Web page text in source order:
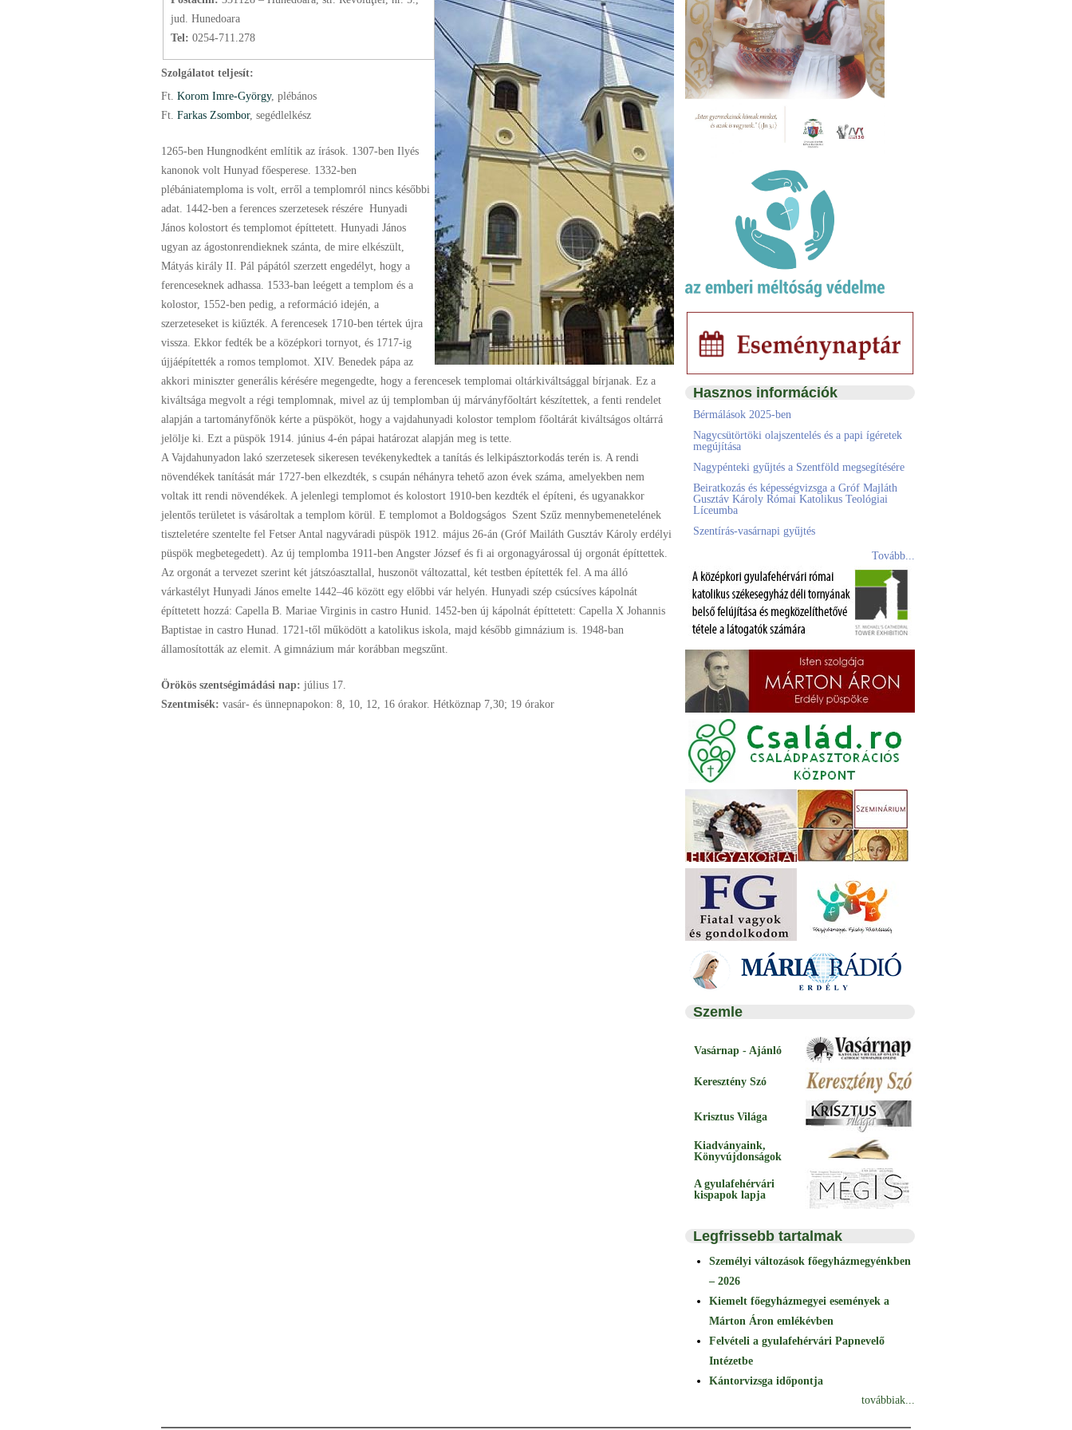
jud. Hunedoara
Tel: 0254-711.278
Szolgálatot teljesít:
Ft. Korom Imre-György, plébános
Ft. Farkas Zsombor, segédlelkész
1265-ben Hungnodként említik az írások. 1307-ben Ilyés
kanonok volt Hunyad főesperese. 1332-ben
plébániatemploma is volt, erről a templomról nincs későbbi
adat. 1442-ben a ferences szerzetesek részére Hunyadi
János kolostort és templomot építtetett. Hunyadi János
ugyan az ágostonrendieknek szánta, de mire elkészült,
Mátyás király II. Pál pápától szerzett engedélyt, hogy a
ferenceseknek adhassa. 1533-ban leégett a templom és a
kolostor, 1552-ben pedig, a reformáció idején, a
szerzeteseket is kiűzték. A ferencesek 1710-ben tértek újra
vissza. Ekkor fedték be a középkori tornyot, és 1717-ig
újjáépítették a romos templomot. XIV. Benedek pápa az
akkori miniszter generális kérésére megengedte, hogy a ferencesek templomai oltárkiváltsággal bírjanak. Ez a
kiváltsága megvolt a régi templomnak, mivel az új templomban új márványfőoltárt készítettek, a fenti rendelet
alapján a tartományfőnök kérte a püspököt, hogy a vajdahunyadi kolostor templom főoltárát kiváltságos oltárrá
jelölje ki. Ezt a püspök 1914. június 4-én pápai határozat alapján meg is tette.
A Vajdahunyadon lakó szerzetesek sikeresen tevékenykedtek a tanítás és lelkipásztorkodás terén is. A rendi
növendékek tanítását már 1727-ben elkezdték, s csupán néhányra tehető azon évek száma, amelyekben nem
voltak itt rendi növendékek. A jelenlegi templomot és kolostort 1910-ben kezdték el építeni, és ugyanakkor
jelentős területet is vásároltak a templom körül. E templomot a Boldogságos Szent Szűz mennybemenetelének
tiszteletére szentelte fel Fetser Antal nagyváradi püspök 1912. május 26-án (Gróf Mailáth Gusztáv Károly erdélyi
püspök megbetegedett). Az új templomba 1911-ben Angster József és fi ai orgonagyárossal új orgonát építtettek.
Az orgonát a tervezet szerint két játszóasztallal, huszonöt változattal, két testben építették fel. A ma álló
várkastélyt Hunyadi János emelte 1442–46 között egy előbbi vár helyén. Hunyadi szép csúcsíves kápolnát
építtetett hozzá: Capella B. Mariae Virginis in castro Hunid. 1452-ben új kápolnát építtetett: Capella X Johannis
Baptistae in castro Hunad. 1721-től működött a katolikus iskola, majd később gimnázium is. 1948-ban
államosították az elemit. A gimnázium már korábban megszűnt.
Örökös szentségimádási nap: július 17.
Szentmisék: vasár- és ünnepnapokon: 8, 10, 12, 16 órakor. Hétköznap 7,30; 19 órakor
Hasznos információk
Bérmálások 2025-ben
Nagycsütörtöki olajszentelés és a papi ígéretek
megújítása
Nagypénteki gyűjtés a Szentföld megsegítésére
Beiratkozás és képességvizsga a Gróf Majláth
Gusztáv Károly Római Katolikus Teológiai
Líceumba
Szentírás-vasárnapi gyűjtés
Tovább...
Szemle
Vasárnap - Ajánló
Keresztény Szó
Krisztus Világa
Kiadványaink,
Könyvújdonságok
A gyulafehérvári
kispapok lapja
Legfrissebb tartalmak
Személyi változások főegyházmegyénkben
– 2026
Kiemelt főegyházmegyei események a
Márton Áron emlékévben
Felvételi a gyulafehérvári Papnevelő
Intézetbe
Kántorvizsga időpontja
továbbiak...